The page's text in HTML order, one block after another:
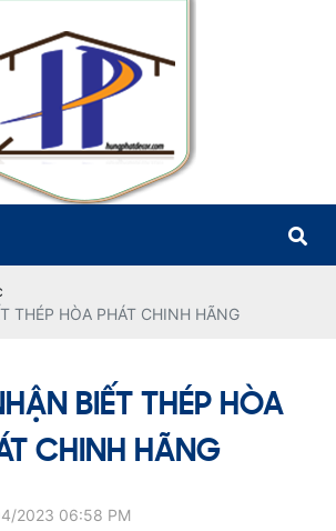
THÉP HÒA PHÁT CHINH HÃNG
BIẾT THÉP HÒA
CHINH HÃNG
2023 06:58 PM